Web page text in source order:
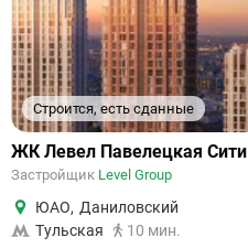
Строится, есть сданные
ЖК Левел Павелецкая Сити
Застройщик Level Group
ЮАО, Даниловский
Тульская
10 мин.